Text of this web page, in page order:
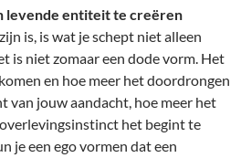
levende entiteit te creëren
is, is wat je schept niet alleen
is niet zomaar een dode vorm. Het
en hoe meer het doordrongen
van jouw aandacht, hoe meer het
het begint te
je een ego vormen dat een